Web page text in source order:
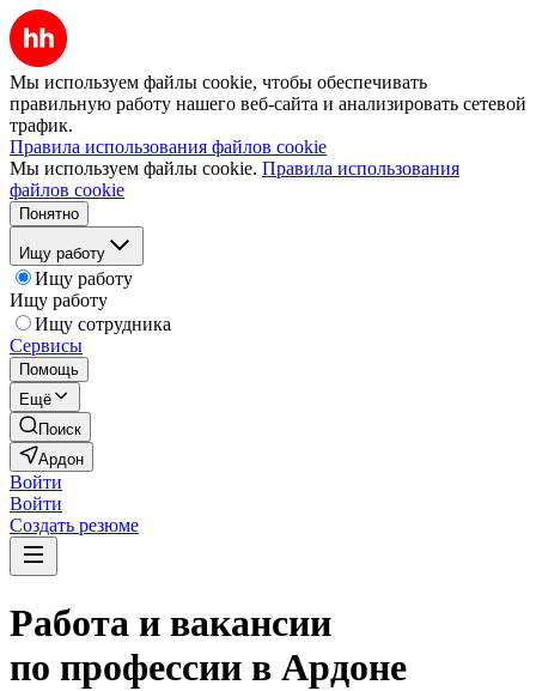
Мы используем файлы cookie, чтобы обеспечивать
правильную работу нашего веб-сайта и анализировать сетевой
трафик.
Правила использования файлов cookie
Мы используем файлы cookie. Правила использования
файлов cookie
Понятно
Ищу работу
Ищу работу
Ищу работу
Ищу сотрудника
Сервисы
Помощь
Ещё
Поиск
Ардон
Войти
Войти
Создать резюме
Работа и вакансии
по профессии в Ардоне